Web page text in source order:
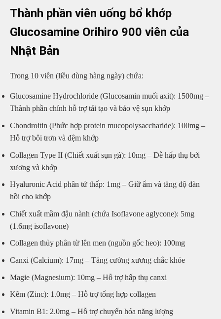
Thành phần viên uống bổ khớp
Glucosamine Orihiro 900 viên của
Nhật Bản
Trong 10 viên (liều dùng hàng ngày) chứa:
Glucosamine Hydrochloride (Glucosamin muối axit): 1500mg –
Thành phần chính hỗ trợ tái tạo và bảo vệ sụn khớp
Chondroitin (Phức hợp protein mucopolysaccharide): 100mg –
Hỗ trợ bôi trơn và đệm khớp
Collagen Type II (Chiết xuất sụn gà): 10mg – Dễ hấp thụ bởi
xương và khớp
Hyaluronic Acid phân tử thấp: 1mg – Giữ ẩm và tăng độ đàn
hồi cho khớp
Chiết xuất mầm đậu nành (chứa Isoflavone aglycone): 5mg
(1.6mg isoflavone)
Collagen thủy phân từ lên men (nguồn gốc heo): 100mg
Canxi (Calcium): 17mg – Tăng cường xương chắc khỏe
Magie (Magnesium): 10mg – Hỗ trợ hấp thụ canxi
Kẽm (Zinc): 1.0mg – Hỗ trợ tổng hợp collagen
Vitamin B1: 2.0mg – Hỗ trợ chuyển hóa năng lượng